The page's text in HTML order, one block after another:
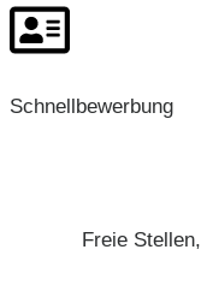
Schnellbewerbung
Freie Stellen,